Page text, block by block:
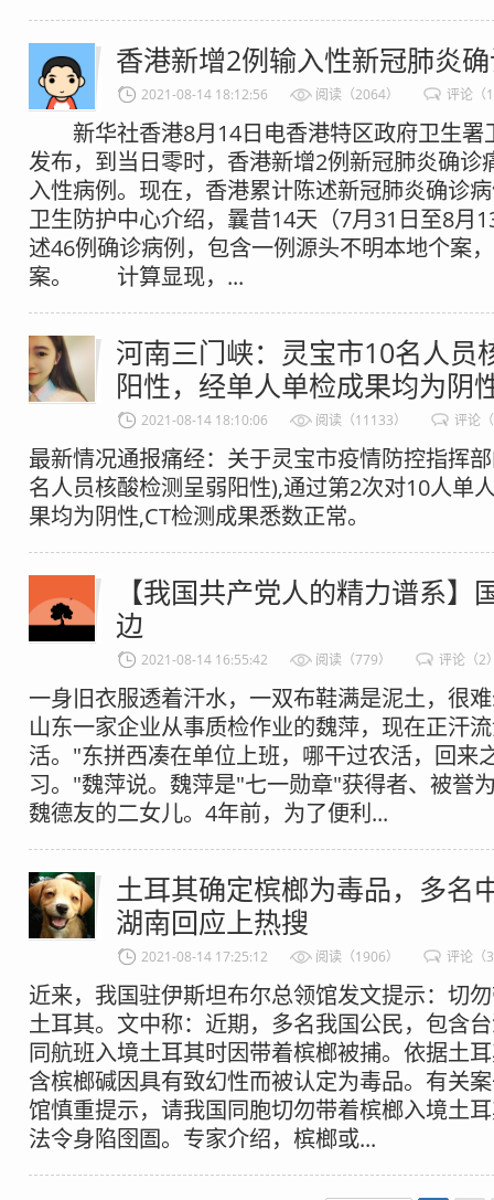
香港新增2例输入性新冠肺炎
2021-08-14 18:12:56 阅读（2064） 评论（
新华社香港8月14日电香港特区政府卫生署
发布，到当日零时，香港新增2例新冠肺炎确诊
入性病例。现在，香港累计陈述新冠肺炎确
卫生防护中心介绍，曩昔14天（7月31日至8月
述46例确诊病例，包含一例源头不明本地个案
案。 计算显现，...
河南三门峡：灵宝市10名人员
阳性，经单人单检成果均为阴
2021-08-14 18:10:06 阅读（11133） 评论
最新情况通报痛经：关于灵宝市疫情防控指挥
名人员核酸检测呈弱阳性),通过第2次对10人单
果均为阴性,CT检测成果悉数正常。​​​
【我国共产党人的精力谱系】
边
2021-08-14 16:55:42 阅读（779） 评论（2
一身旧衣服透着汗水，一双布鞋满是泥土，很
山东一家企业从事质检作业的魏萍，现在正汗
活。"东拼西凑在单位上班，哪干过农活，回来
习。"魏萍说。魏萍是"七一勋章"获得者、被誉
魏德友的二女儿。4年前，为了便利...
土耳其确定槟榔为毒品，多名
湖南回应上热搜
2021-08-14 17:25:12 阅读（1906） 评论（
近来，我国驻伊斯坦布尔总领馆发文提示：切
土耳其。文中称：近期，多名我国公民，包含
同航班入境土耳其时因带着槟榔被捕。依据土
含槟榔碱因具有致幻性而被认定为毒品。有关
馆慎重提示，请我国同胞切勿带着槟榔入境土
法令身陷囹圄。专家介绍，槟榔或...